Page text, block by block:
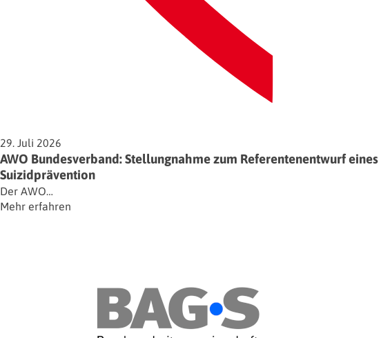
29. Juli 2026
AWO Bundesverband: Stellungnahme zum Referentenentwurf
Suizidprävention
Der AWO…
Mehr erfahren